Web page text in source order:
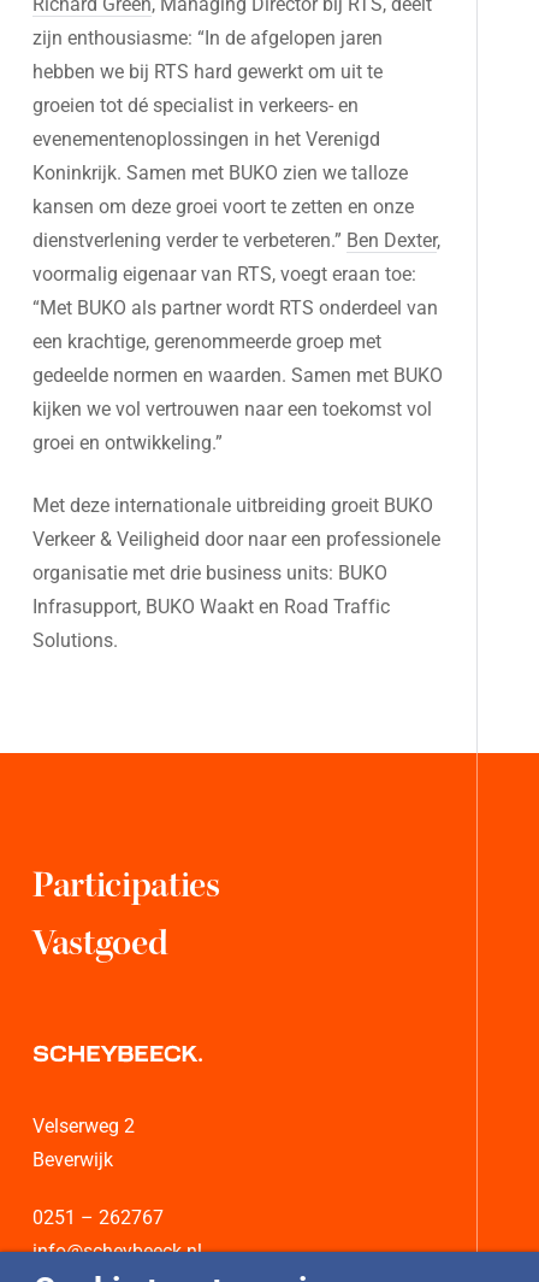
zijn enthousiasme: “In de afgelopen jaren
hebben we bij RTS hard gewerkt om uit te
groeien tot dé specialist in verkeers- en
evenementenoplossingen in het Verenigd
Koninkrijk. Samen met BUKO zien we talloze
kansen om deze groei voort te zetten en onze
dienstverlening verder te verbeteren.” Ben Dexter,
voormalig eigenaar van RTS, voegt eraan toe:
“Met BUKO als partner wordt RTS onderdeel van
een krachtige, gerenommeerde groep met
gedeelde normen en waarden. Samen met BUKO
kijken we vol vertrouwen naar een toekomst vol
groei en ontwikkeling.”
Met deze internationale uitbreiding groeit BUKO
Verkeer & Veiligheid door naar een professionele
organisatie met drie business units: BUKO
Infrasupport, BUKO Waakt en Road Traffic
Solutions.
Participaties
Vastgoed
Velserweg 2
Beverwijk
0251 – 262767
info@scheybeeck.nl